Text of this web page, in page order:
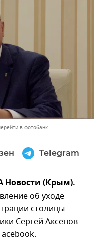
в фотобанк
Telegram
(Крым).
об уходе
столицы
Сергей Аксенов